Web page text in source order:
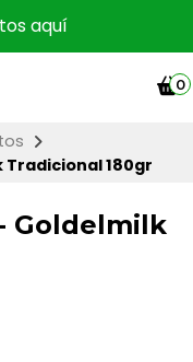
aquí
0
Tradicional 180gr
Goldelmilk